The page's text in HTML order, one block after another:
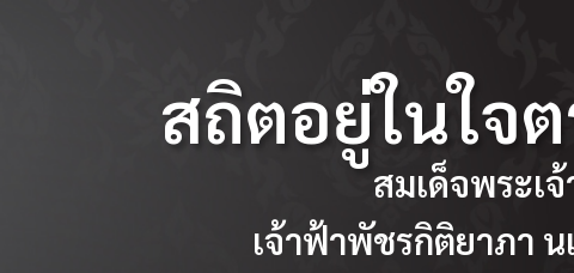
สถิตอยู่ในใจ
สมเด็จพระเ
เจ้าฟ้าพัชรกิติยาภา